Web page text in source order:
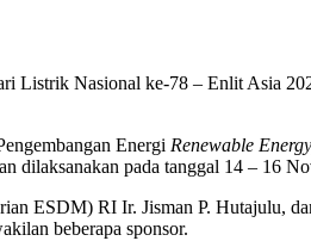
Listrik Nasional ke-78 – Enlit Asia
Energi Renewable Energy,
dilaksanakan pada tanggal 14 – 16
ESDM) RI Ir. Jisman P. Hutajulu,
beberapa sponsor.